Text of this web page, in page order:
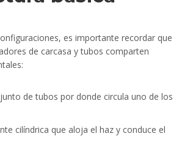
es importante recordar que
de carcasa y tubos comparten
de tubos por donde circula uno de los
cilíndrica que aloja el haz y conduce el